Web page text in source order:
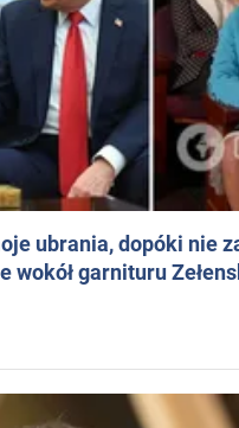
ubrania, dopóki nie
garnituru